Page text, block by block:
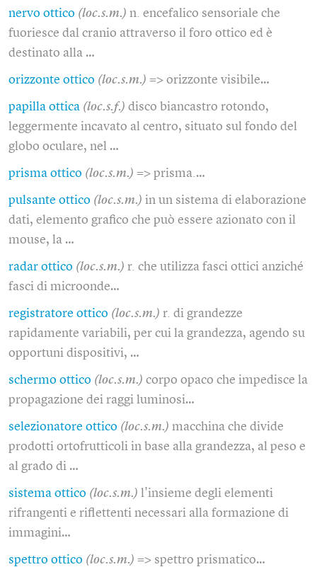
nervo ottico (loc.s.m.) n. encefalico sensoriale che
fuoriesce dal cranio attraverso il foro ottico ed è
destinato alla …
orizzonte ottico (loc.s.m.) => orizzonte visibile…
papilla ottica (loc.s.f.) disco biancastro rotondo,
leggermente incavato al centro, situato sul fondo del
globo oculare, nel …
prisma ottico (loc.s.m.) => prisma.…
pulsante ottico (loc.s.m.) in un sistema di elaborazione
dati, elemento grafico che può essere azionato con il
mouse, la …
radar ottico (loc.s.m.) r. che utilizza fasci ottici anziché
fasci di microonde…
registratore ottico (loc.s.m.) r. di grandezze
rapidamente variabili, per cui la grandezza, agendo su
opportuni dispositivi, …
schermo ottico (loc.s.m.) corpo opaco che impedisce la
propagazione dei raggi luminosi…
selezionatore ottico (loc.s.m.) macchina che divide
prodotti ortofrutticoli in base alla grandezza, al peso e
al grado di …
sistema ottico (loc.s.m.) l'insieme degli elementi
rifrangenti e riflettenti necessari alla formazione di
immagini…
spettro ottico (loc.s.m.) => spettro prismatico…